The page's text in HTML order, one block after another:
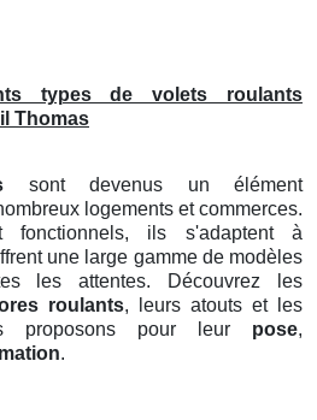
types de volets roulants
Thomas
sont devenus un élément
logements et commerces.
fonctionnels, ils s'adaptent à
une large gamme de modèles
les attentes. Découvrez les
roulants, leurs atouts et les
proposons pour leur pose,
.